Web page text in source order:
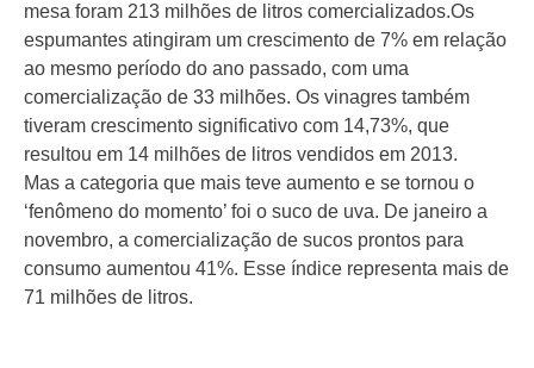
mesa foram 213 milhões de litros comercializados.Os
espumantes atingiram um crescimento de 7% em relação
ao mesmo período do ano passado, com uma
comercialização de 33 milhões. Os vinagres também
tiveram crescimento significativo com 14,73%, que
resultou em 14 milhões de litros vendidos em 2013.
Mas a categoria que mais teve aumento e se tornou o
‘fenômeno do momento’ foi o suco de uva. De janeiro a
novembro, a comercialização de sucos prontos para
consumo aumentou 41%. Esse índice representa mais de
71 milhões de litros.